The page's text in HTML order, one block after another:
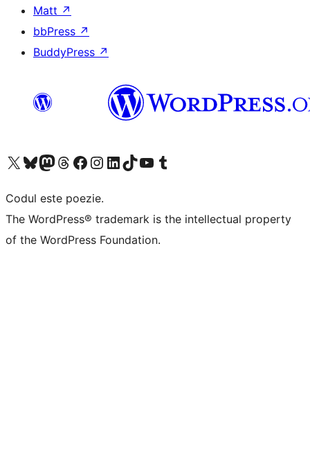
Matt ↗
bbPress ↗
BuddyPress ↗
Mergi la contul nostru X (fost Twitter)
Vizitează contul nostru Bluesky
Vizitează contul nostru Mastodon
Vizitează contul nostru Threads
Vizitează pagina noastră Facebook
Vizitează-ne pe Instagram
Vizitează-ne pe LinkedIn
Vizitează contul nostru TikTok
Vizitează canalul nostru YouTube
Vizitează contul nostru Tumblr
Codul este poezie.
The WordPress® trademark is the intellectual property
of the WordPress Foundation.